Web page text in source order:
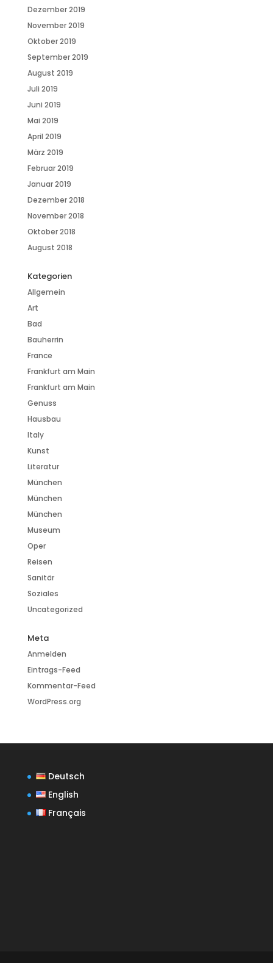
Dezember 2019
November 2019
Oktober 2019
September 2019
August 2019
Juli 2019
Juni 2019
Mai 2019
April 2019
März 2019
Februar 2019
Januar 2019
Dezember 2018
November 2018
Oktober 2018
August 2018
Kategorien
Allgemein
Art
Bad
Bauherrin
France
Frankfurt am Main
Frankfurt am Main
Genuss
Hausbau
Italy
Kunst
Literatur
München
München
München
Museum
Oper
Reisen
Sanitär
Soziales
Uncategorized
Meta
Anmelden
Eintrags-Feed
Kommentar-Feed
WordPress.org
Deutsch
English
Français